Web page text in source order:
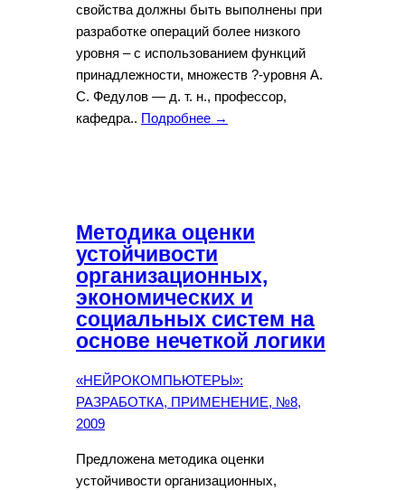
свойства должны быть выполнены при
разработке операций более низкого
уровня – с использованием функций
принадлежности, множеств ?-уровня А.
С. Федулов — д. т. н., профессор,
кафедра.. Подробнее →
Методика оценки
устойчивости
организационных,
экономических и
социальных систем на
основе нечеткой логики
«НЕЙРОКОМПЬЮТЕРЫ»:
РАЗРАБОТКА, ПРИМЕНЕНИЕ, №8,
2009
Предложена методика оценки
устойчивости организационных,